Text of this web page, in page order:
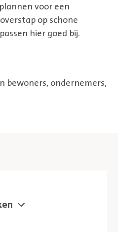
voor een
op schone
hier goed bij.
bewoners, ondernemers,